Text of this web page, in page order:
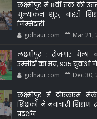
लक्ष्मीपुर में 8वीं तक की
मूल्यांकन शुरू, बाहरी
जिम्मेदारी
gidhaur.com Mar 21,
लक्ष्मीपुर : रोजगार मेला
उम्मीदों का मंच, 935 युवाओं
gidhaur.com Dec 30,
लक्ष्मीपुर में टीएलएम
शिक्षकों ने नवाचारी शिक्षण
प्रदर्शन